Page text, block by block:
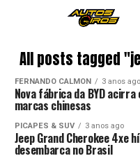
All posts tagged
FERNANDO CALMON 3 anos ago
Nova fábrica da BYD
marcas chinesas
PICAPES & SUV 3 anos ago
Jeep Grand Cherokee 4xe
desembarca no Brasil